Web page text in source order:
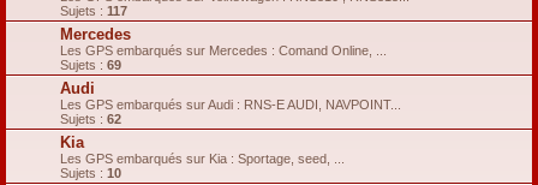
Sujets : 117
Mercedes
Les GPS embarqués sur Mercedes : Comand Online, ...
Sujets : 69
Audi
Les GPS embarqués sur Audi : RNS-E AUDI, NAVPOINT...
Sujets : 62
Kia
Les GPS embarqués sur Kia : Sportage, seed, ...
Sujets : 10